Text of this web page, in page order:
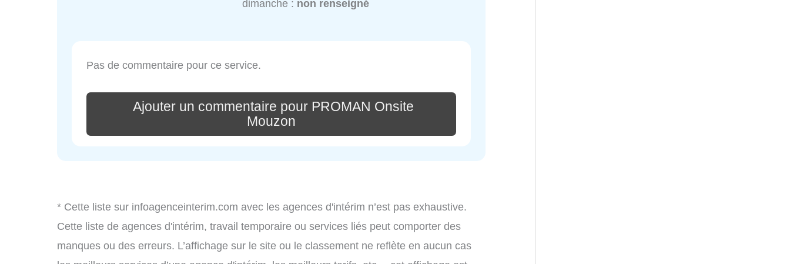
dimanche : non renseigné
Pas de commentaire pour ce service.
Ajouter un commentaire pour PROMAN Onsite
Mouzon
* Cette liste sur infoagenceinterim.com avec les agences d'intérim n’est pas exhaustive.
Cette liste de agences d'intérim, travail temporaire ou services liés peut comporter des
manques ou des erreurs. L’affichage sur le site ou le classement ne reflète en aucun cas